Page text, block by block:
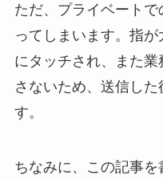
ただ、プライベート
ってしまいます。指
にタッチされ、また
さないため、送信し
す。
ちなみに、この記事を